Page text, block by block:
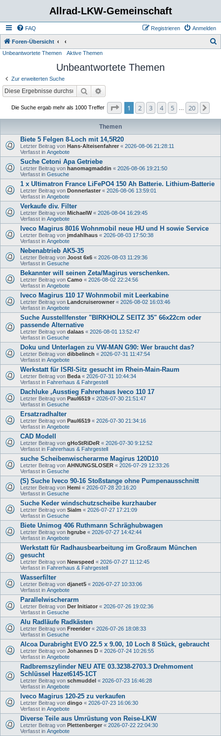
Allrad-LKW-Gemeinschaft
FAQ Anmelden
Registrieren
Foren-Übersicht
Unbeantwortete Themen Aktive Themen
Unbeantwortete Themen
Zur erweiterten Suche
Suche
Die Suche ergab mehr als 1000 Treffer Seite von
1 2 3 4 5 20
Themen
Biete 5 Felgen 8-Loch mit 14,5R20
Letzter Beitrag von Hans-Alteisenfahrer « 2026-08-06 21:28:11
Verfasst in Angebote
Suche Cetoni Apa Getriebe
Letzter Beitrag von hanomagmaddin « 2026-08-06 19:21:50
Verfasst in Gesuche
1 x Ultimatron France LiFePO4 150 Ah Batterie. Lithium-Batterie
Letzter Beitrag von Donnerlaster « 2026-08-06 13:59:01
Verfasst in Angebote
Verkaufe div. Filter
Letzter Beitrag von MichaelW« 2026-08-04 16:29:45
Verfasst in Angebote
Iveco Magirus 8016 Wohnmobil neue HU und H sowie Service
Letzter Beitrag von jmdahlhaus « 2026-08-03 17:50:38
Verfasst in Angebote
Nebenabtrieb AK5-35
Letzter Beitrag von Joost 6x6 « 2026-08-03 11:29:36
Verfasst in Gesuche
Bekannter will seinen Zeta/Magirus verschenken.
Letzter Beitrag von Camo « 2026-08-02 22:24:56
Verfasst in Angebote
Iveco Magirus 110 17 Wohnmobil mit Leerkabine
Letzter Beitrag von Landcruiserowner « 2026-08-02 16:03:46
Verfasst in Angebote
Suche Ausstellfenster "BIRKHOLZ SEITZ 35" 66x22cm oder
passende Alternative
Letzter Beitrag von dalaas « 2026-08-01 13:52:47
Verfasst in Gesuche
Doku und Unterlagen zu VW-MAN G90: Wer braucht das?
Letzter Beitrag von dibbelinch « 2026-07-31 11:47:54
Verfasst in Angebote
Werkstatt für ISRI-Sitz gesucht im Rhein-Main-Raum
Letzter Beitrag von Beda « 2026-07-31 10:44:34
Verfasst in Fahrerhaus & Fahrgestell
Dachluke ,Ausstieg Fahrerhaus Iveco 110 17
Letzter Beitrag von Paul6519 « 2026-07-30 21:51:47
Verfasst in Gesuche
Ersatzradhalter
Letzter Beitrag von Paul6519 « 2026-07-30 21:34:16
Verfasst in Angebote
CAD Modell
Letzter Beitrag von gHoStRiDeR « 2026-07-30 9:12:52
Verfasst in Fahrerhaus & Fahrgestell
suche Scheibenwischerarme Magirus 120D10
Letzter Beitrag von AHNUNGSLOSER « 2026-07-29 12:33:26
Verfasst in Gesuche
(S) Suche Iveco 90-16 Stoßstange ohne Pumpenausschnitt
Letzter Beitrag von Hemi « 2026-07-28 20:16:20
Verfasst in Gesuche
Suche Keder windschutzscheibe kurzhauber
Letzter Beitrag von Sialm « 2026-07-27 17:21:09
Verfasst in Gesuche
Biete Unimog 406 Ruthmann Schräghubwagen
Letzter Beitrag von hgrube « 2026-07-27 14:42:44
Verfasst in Angebote
Werkstatt für Radhausbearbeitung im Großraum München
gesucht
Letzter Beitrag von Newspeed « 2026-07-27 11:12:45
Verfasst in Fahrerhaus & Fahrgestell
Wasserfilter
Letzter Beitrag von djanet5 « 2026-07-27 10:33:06
Verfasst in Angebote
Parallelwischerarm
Letzter Beitrag von Der Initiator « 2026-07-26 19:02:36
Verfasst in Gesuche
Alu Radläufe Radkästen
Letzter Beitrag von Freerider « 2026-07-26 18:08:33
Verfasst in Gesuche
Alcoa Durabright EVO 22.5 x 9.00, 10 Loch 8 Stück, gebraucht
Letzter Beitrag von Johannes D « 2026-07-24 10:26:55
Verfasst in Angebote
Radbremszylinder NEU ATE 03.3238-2703.3 Drehmoment
Schlüssel Hazet6145-1CT
Letzter Beitrag von schmuddel « 2026-07-23 16:46:28
Verfasst in Angebote
Iveco Magirus 120-25 zu verkaufen
Letzter Beitrag von dingo « 2026-07-23 16:06:30
Verfasst in Angebote
Diverse Teile aus Umrüstung von Reise-LKW
Letzter Beitrag von Plettenberger « 2026-07-22 22:04:30
Verfasst in Angebote